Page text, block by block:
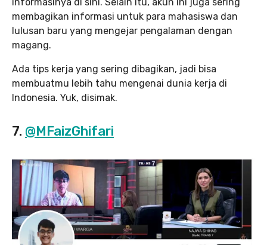
membagikan informasi untuk para mahasiswa dan
lulusan baru yang mengejar pengalaman dengan
magang.
Ada tips kerja yang sering dibagikan, jadi bisa
membuatmu lebih tahu mengenai dunia kerja di
Indonesia. Yuk, disimak.
7. @MFaizGhifari